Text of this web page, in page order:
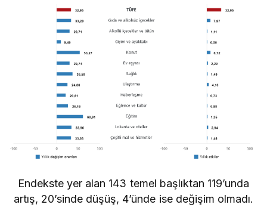
Endekste yer alan 143 temel başlıktan 119’unda
artış, 20’sinde düşüş, 4’ünde ise değişim olmadı.